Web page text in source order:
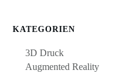
KATEGORIEN
3D Druck
Augmented Reality